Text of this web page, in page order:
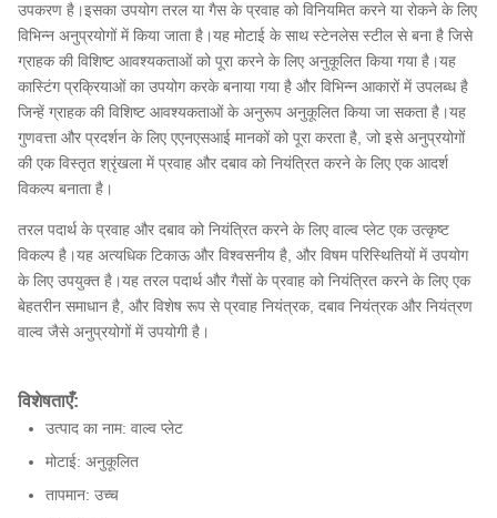
उपकरण है।इसका उपयोग तरल या गैस के प्रवाह को विनियमित करने या रोकने के लिए
विभिन्न अनुप्रयोगों में किया जाता है।यह मोटाई के साथ स्टेनलेस स्टील से बना है जिसे
ग्राहक की विशिष्ट आवश्यकताओं को पूरा करने के लिए अनुकूलित किया गया है।यह
कास्टिंग प्रक्रियाओं का उपयोग करके बनाया गया है और विभिन्न आकारों में उपलब्ध है
जिन्हें ग्राहक की विशिष्ट आवश्यकताओं के अनुरूप अनुकूलित किया जा सकता है।यह
गुणवत्ता और प्रदर्शन के लिए एएनएसआई मानकों को पूरा करता है, जो इसे अनुप्रयोगों
की एक विस्तृत श्रृंखला में प्रवाह और दबाव को नियंत्रित करने के लिए एक आदर्श
विकल्प बनाता है।
तरल पदार्थ के प्रवाह और दबाव को नियंत्रित करने के लिए वाल्व प्लेट एक उत्कृष्ट
विकल्प है।यह अत्यधिक टिकाऊ और विश्वसनीय है, और विषम परिस्थितियों में उपयोग
के लिए उपयुक्त है।यह तरल पदार्थ और गैसों के प्रवाह को नियंत्रित करने के लिए एक
बेहतरीन समाधान है, और विशेष रूप से प्रवाह नियंत्रक, दबाव नियंत्रक और नियंत्रण
वाल्व जैसे अनुप्रयोगों में उपयोगी है।
विशेषताएँ:
उत्पाद का नाम: वाल्व प्लेट
मोटाई: अनुकूलित
तापमान: उच्च